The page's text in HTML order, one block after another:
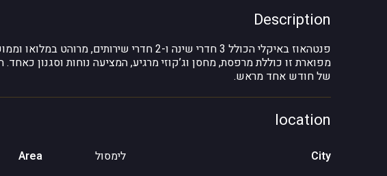
Description
פנטהאוז באיקלי הכולל 3 חדרי שינה ו-2 חדרי
של חודש אחד מראש.
location
City לימסול Area